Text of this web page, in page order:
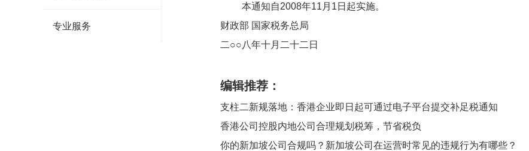
专业服务
本通知自2008年11月1日起实施。
财政部 国家税务总局
二○○八年十月二十二日
编辑推荐：
支柱二新规落地：香港企业即日起可通过电子平台提交补足税通知
香港公司控股内地公司合理规划税筹，节省税负
你的新加坡公司合规吗？新加坡公司在运营时常见的违规行为有哪些？